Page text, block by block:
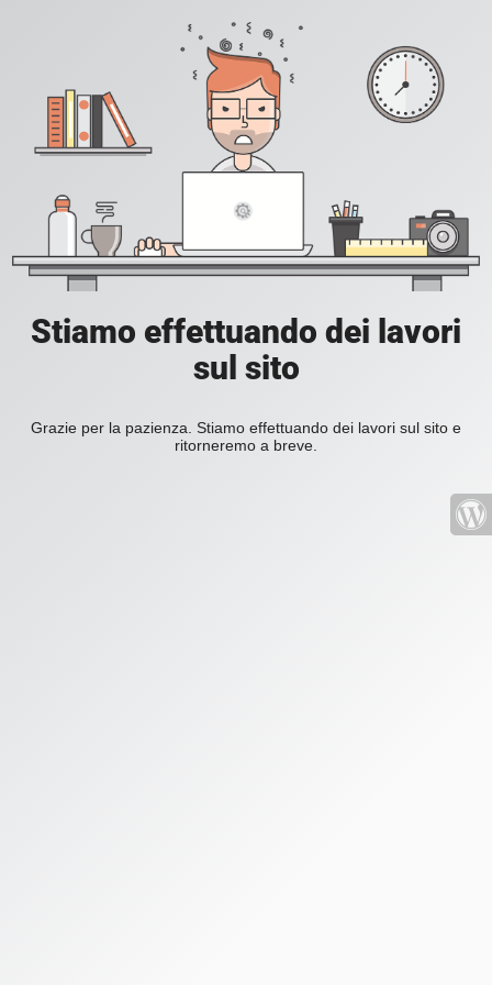
Stiamo effettuando dei lavori
sul sito
Grazie per la pazienza. Stiamo effettuando dei lavori sul sito e
ritorneremo a breve.